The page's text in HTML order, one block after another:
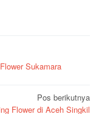
Sukamara
Pos berikutnya
Flower di Aceh Singkil